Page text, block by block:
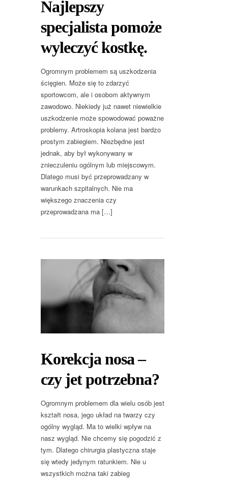
Najlepszy
specjalista pomoże
wyleczyć kostkę.
Ogromnym problemem są uszkodzenia
ścięgien. Może się to zdarzyć
sportowcom, ale i osobom aktywnym
zawodowo. Niekiedy już nawet niewielkie
uszkodzenie może spowodować poważne
problemy. Artroskopia kolana jest bardzo
prostym zabiegiem. Niezbędne jest
jednak, aby był wykonywany w
znieczuleniu ogólnym lub miejscowym.
Dlatego musi być przeprowadzany w
warunkach szpitalnych. Nie ma
większego znaczenia czy
przeprowadzana ma […]
Korekcja nosa –
czy jet potrzebna?
Ogromnym problemem dla wielu osób jest
kształt nosa, jego układ na twarzy czy
ogólny wygląd. Ma to wielki wpływ na
nasz wygląd. Nie chcemy się pogodzić z
tym. Dlatego chirurgia plastyczna staje
się wtedy jedynym ratunkiem. Nie u
wszystkich można taki zabieg